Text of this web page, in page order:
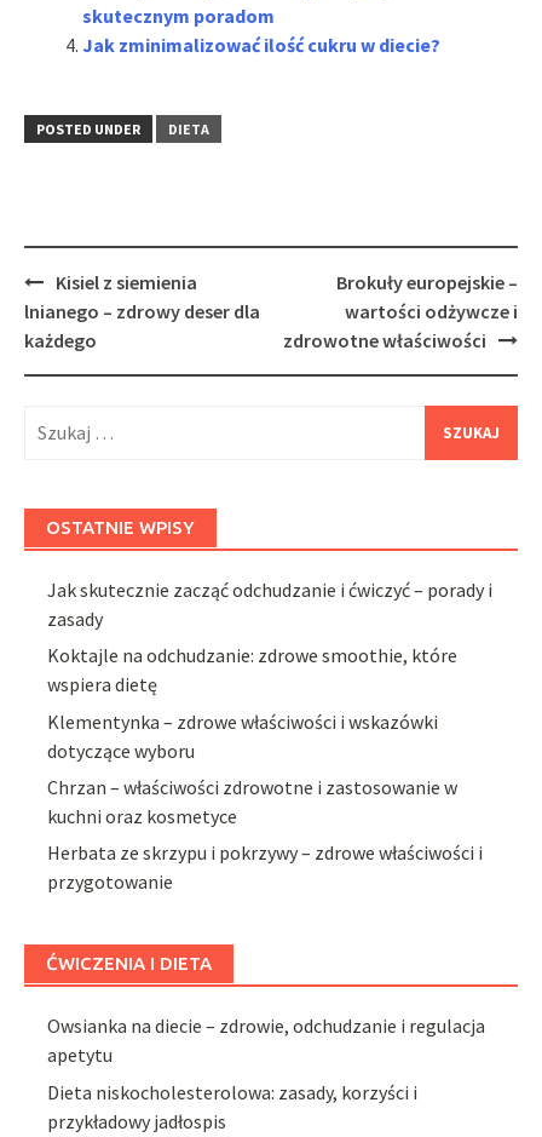
skutecznym poradom
Jak zminimalizować ilość cukru w diecie?
POSTED UNDER DIETA
Post
navigation
Kisiel z siemienia
lnianego – zdrowy deser dla
każdego
Brokuły europejskie –
wartości odżywcze i
zdrowotne właściwości
OSTATNIE WPISY
Jak skutecznie zacząć odchudzanie i ćwiczyć – porady i
zasady
Koktajle na odchudzanie: zdrowe smoothie, które
wspiera dietę
Klementynka – zdrowe właściwości i wskazówki
dotyczące wyboru
Chrzan – właściwości zdrowotne i zastosowanie w
kuchni oraz kosmetyce
Herbata ze skrzypu i pokrzywy – zdrowe właściwości i
przygotowanie
ĆWICZENIA I DIETA
Owsianka na diecie – zdrowie, odchudzanie i regulacja
apetytu
Dieta niskocholesterolowa: zasady, korzyści i
przykładowy jadłospis